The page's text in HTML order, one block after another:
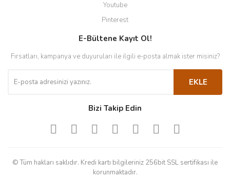
Youtube
Pinterest
E-Bültene Kayıt Ol!
Fırsatları, kampanya ve duyuruları ile ilgili e-posta almak ister misiniz?
EKLE
Bizi Takip Edin
© Tüm hakları saklıdır. Kredi kartı bilgileriniz 256bit SSL sertifikası ile
korunmaktadır.